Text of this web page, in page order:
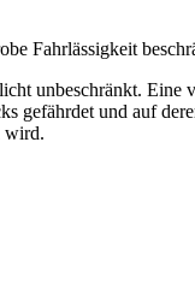
Fahrlässigkeit
unbeschränkt. Eine
gefährdet und auf
wird.